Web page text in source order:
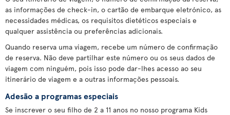
as informações de check-in, o cartão de embarque eletrónico, as
necessidades médicas, os requisitos dietéticos especiais e
qualquer assistência ou preferências adicionais.
Quando reserva uma viagem, recebe um número de confirmação
de reserva. Não deve partilhar este número ou os seus dados de
viagem com ninguém, pois isso pode dar-lhes acesso ao seu
itinerário de viagem e a outras informações pessoais.
Adesão a programas especiais
Se inscrever o seu filho de 2 a 11 anos no nosso programa Kids